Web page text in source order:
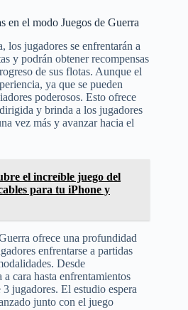
en el modo Juegos de Guerra
los jugadores se enfrentarán a
y podrán obtener recompensas
de sus flotas. Aunque el
ya que se pueden
poderosos. Esto ofrece
y brinda a los jugadores
vez más y avanzar hacia el
el increíble juego del
para tu iPhone y
ofrece una profundidad
enfrentarse a partidas
Desde
cara hasta enfrentamientos
jugadores. El estudio espera
junto con el juego